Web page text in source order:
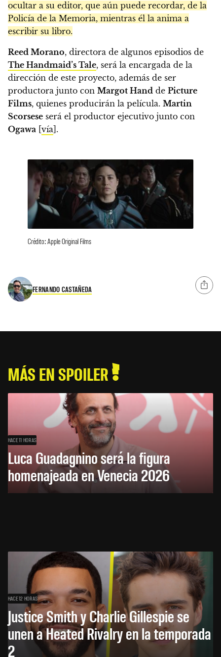
ocultar a su editor, que aún puede recordar, de la
Policía de la Memoria, mientras él la anima a
escribir su libro.
Reed Morano, directora de algunos episodios de
The Handmaid’s Tale, será la encargada de la
dirección de este proyecto, además de ser
productora junto con Margot Hand de Picture
Films, quienes producirán la película. Martin
Scorsese será el productor ejecutivo junto con
Ogawa vía ].
Crédito: Apple Original Films
FERNANDO CASTAÑEDA
MÁS EN SPOILER
HACE 11 HORAS
Luca Guadagnino será la figura
homenajeada en Venecia 2026
HACE 12 HORAS
Justice Smith y Charlie Gillespie se
unen a Heated Rivalry en la temporada
2